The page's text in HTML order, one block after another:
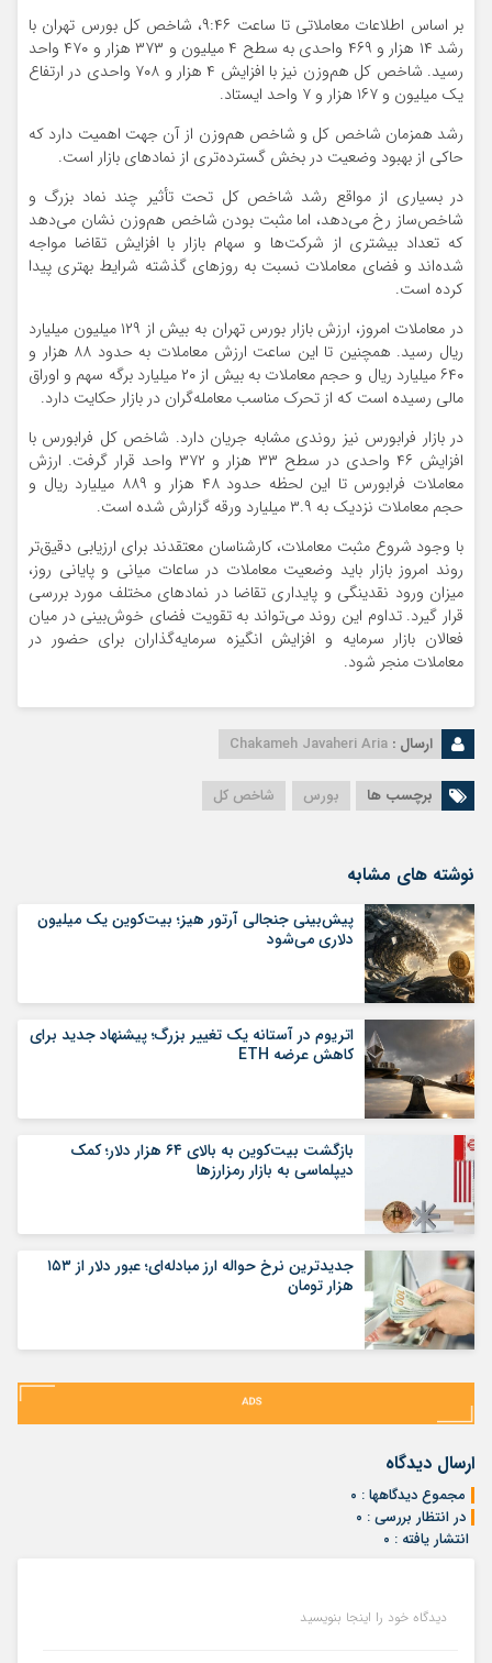
بر اساس اطلاعات معاملاتی تا ساعت ۹:۴۶، شاخص کل بورس تهران با
رشد ۱۴ هزار و ۴۶۹ واحدی به سطح ۴ میلیون و ۳۷۳ هزار و ۴۷۰ واحد
رسید. شاخص کل هم‌وزن نیز با افزایش ۴ هزار و ۷۰۸ واحدی در ارتفاع
یک میلیون و ۱۶۷ هزار و ۷ واحد ایستاد.
رشد همزمان شاخص کل و شاخص هم‌وزن از آن جهت اهمیت دارد که
حاکی از بهبود وضعیت در بخش گسترده‌تری از نمادهای بازار است.
در بسیاری از مواقع رشد شاخص کل تحت تأثیر چند نماد بزرگ و
شاخص‌ساز رخ می‌دهد، اما مثبت بودن شاخص هم‌وزن نشان می‌دهد
که تعداد بیشتری از شرکت‌ها و سهام بازار با افزایش تقاضا مواجه
شده‌اند و فضای معاملات نسبت به روزهای گذشته شرایط بهتری پیدا
کرده است.
در معاملات امروز، ارزش بازار بورس تهران به بیش از ۱۲۹ میلیون میلیارد
ریال رسید. همچنین تا این ساعت ارزش معاملات به حدود ۸۸ هزار و
۶۴۰ میلیارد ریال و حجم معاملات به بیش از ۲۰ میلیارد برگه سهم و اوراق
مالی رسیده است که از تحرک مناسب معامله‌گران در بازار حکایت دارد.
در بازار فرابورس نیز روندی مشابه جریان دارد. شاخص کل فرابورس با
افزایش ۴۶ واحدی در سطح ۳۳ هزار و ۳۷۲ واحد قرار گرفت. ارزش
معاملات فرابورس تا این لحظه حدود ۴۸ هزار و ۸۸۹ میلیارد ریال و
حجم معاملات نزدیک به ۳.۹ میلیارد ورقه گزارش شده است.
با وجود شروع مثبت معاملات، کارشناسان معتقدند برای ارزیابی دقیق‌تر
روند امروز بازار باید وضعیت معاملات در ساعات میانی و پایانی روز،
میزان ورود نقدینگی و پایداری تقاضا در نمادهای مختلف مورد بررسی
قرار گیرد. تداوم این روند می‌تواند به تقویت فضای خوش‌بینی در میان
فعالان بازار سرمایه و افزایش انگیزه سرمایه‌گذاران برای حضور در
معاملات منجر شود.
ارسال : Chakameh Javaheri Aria
برچسب ها بورس شاخص کل
نوشته های مشابه
پیش‌بینی جنجالی آرتور هیز؛ بیت‌کوین یک میلیون
دلاری می‌شود
اتریوم در آستانه یک تغییر بزرگ؛ پیشنهاد جدید برای
کاهش عرضه ETH
بازگشت بیت‌کوین به بالای ۶۴ هزار دلار؛ کمک
دیپلماسی به بازار رمزارزها
جدیدترین نرخ حواله ارز مبادله‌ای؛ عبور دلار از ۱۵۳
هزار تومان
ارسال دیدگاه
مجموع دیدگاهها : ۰
در انتظار بررسی : ۰
انتشار یافته : ۰
دیدگاه خود را اینجا بنویسید